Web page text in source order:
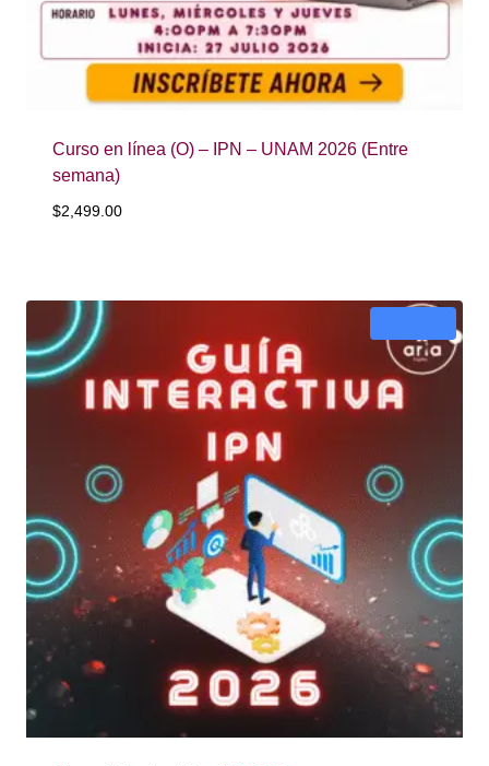
Curso en línea (O) – IPN – UNAM 2026 (Entre
semana)
$2,499.00